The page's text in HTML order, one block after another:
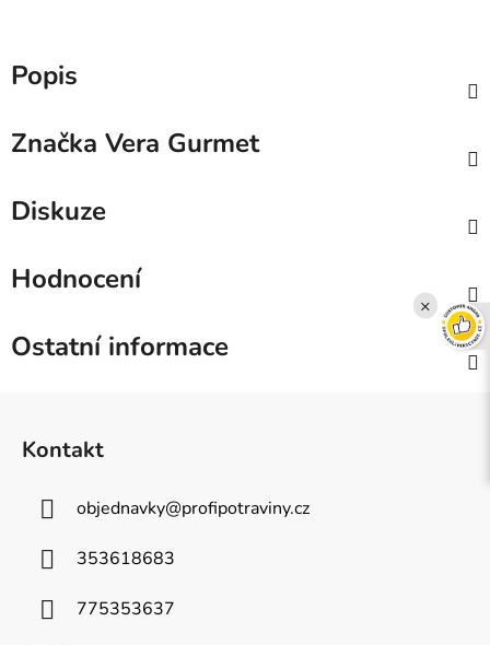
×
Popis
Značka Vera Gurmet
Diskuze
Hodnocení
Ostatní informace
Kontakt
objednavky@profipotraviny.cz
353618683
775353637